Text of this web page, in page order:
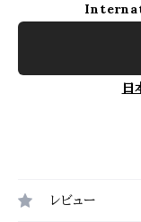
日
レビュー